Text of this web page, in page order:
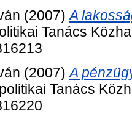
(2007)A
Tanács
(2007)A
Tanács